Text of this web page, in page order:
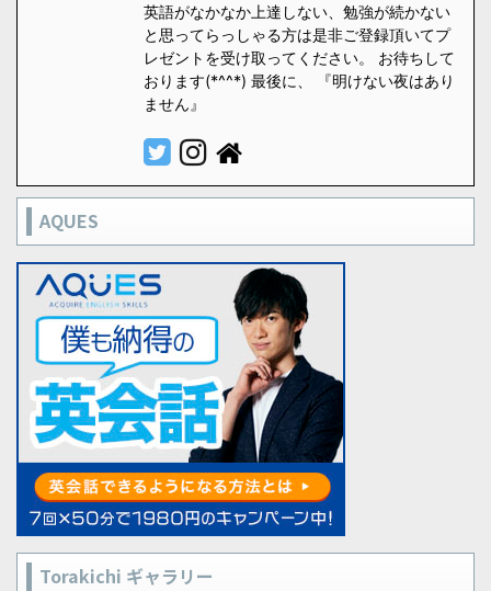
英語がなかなか上達しない、勉強が続かない
と思ってらっしゃる方は是非ご登録頂いてプ
レゼントを受け取ってください。 お待ちして
おります(*^^*) 最後に、 『明けない夜はあり
ません』
AQUES
Torakichi ギャラリー